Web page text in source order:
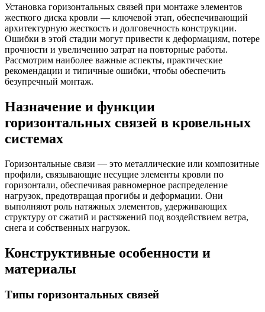
Установка горизонтальных связей при монтаже элементов
жесткого диска кровли — ключевой этап, обеспечивающий
архитектурную жесткость и долговечность конструкции.
Ошибки в этой стадии могут привести к деформациям, потере
прочности и увеличению затрат на повторные работы.
Рассмотрим наиболее важные аспекты, практические
рекомендации и типичные ошибки, чтобы обеспечить
безупречный монтаж.
Назначение и функции
горизонтальных связей в кровельных
системах
Горизонтальные связи — это металлические или композитные
профили, связывающие несущие элементы кровли по
горизонтали, обеспечивая равномерное распределение
нагрузок, предотвращая прогибы и деформации. Они
выполняют роль натяжных элементов, удерживающих
структуру от сжатий и растяжений под воздействием ветра,
снега и собственных нагрузок.
Конструктивные особенности и
материалы
Типы горизонтальных связей